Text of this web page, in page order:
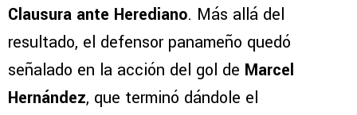
Clausura ante Herediano. Más allá del
resultado, el defensor panameño quedó
señalado en la acción del gol de Marcel
Hernández, que terminó dándole el